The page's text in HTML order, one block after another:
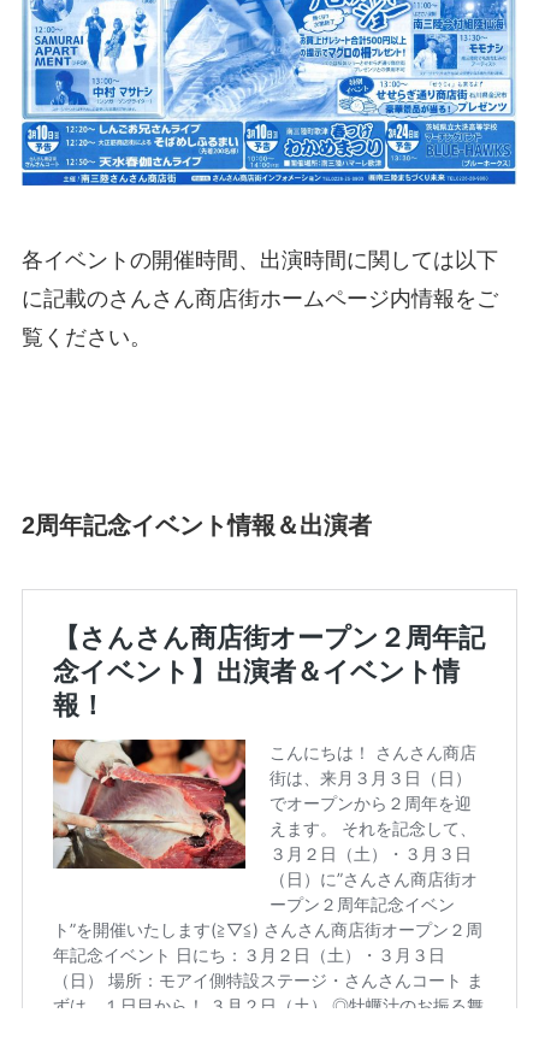
各イベントの開催時間、出演時間に関しては以下
に記載のさんさん商店街ホームページ内情報をご
覧ください。
2周年記念イベント情報＆出演者